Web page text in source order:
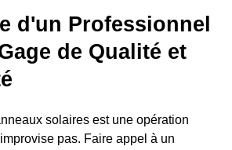
d'un Professionnel
de Qualité et
solaires est une opération
pas. Faire appel à un